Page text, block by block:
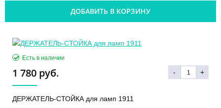
ДОБАВИТЬ В КОРЗИНУ
Есть в наличии
1 780 руб. - +
ДЕРЖАТЕЛЬ-СТОЙКА для ламп 1911